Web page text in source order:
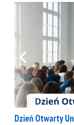
Dzień Otwarty